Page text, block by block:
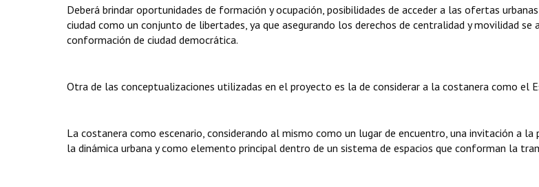
Deberá brindar oportunidades de formación y ocupación, posibilidades de acceder a las ofertas
ciudad como un conjunto de libertades, ya que asegurando los derechos de centralidad y movilidad se
conformación de ciudad democrática.
Otra de las conceptualizaciones utilizadas en el proyecto es la de considerar a la costanera como el
La costanera como escenario, considerando al mismo como un lugar de encuentro, una invitación a
la dinámica urbana y como elemento principal dentro de un sistema de espacios que conforman la